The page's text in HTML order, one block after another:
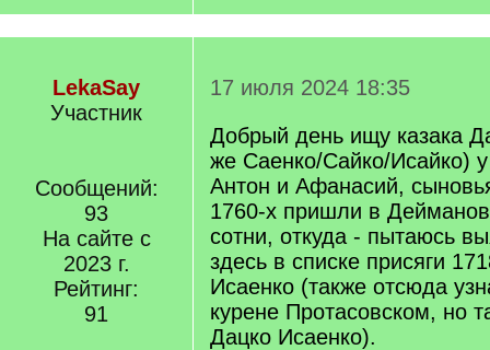
LekaSay
Участник
Сообщений:
93
На сайте с
2023 г.
Рейтинг:
91
17 июля 2024 18:35
Добрый день ищу казака
же Саенко/Сайко/Исайко)
Антон и Афанасий,
1760-х пришли в
сотни, откуда - пытаюсь
здесь в списке присяги
Исаенко (также отсюда
курене Протасовском, но
Дацко Исаенко).